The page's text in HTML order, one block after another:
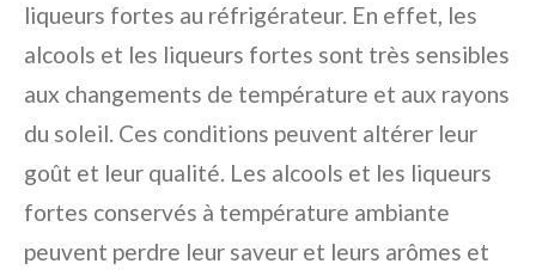
liqueurs fortes au réfrigérateur. En effet, les
alcools et les liqueurs fortes sont très sensibles
aux changements de température et aux rayons
du soleil. Ces conditions peuvent altérer leur
goût et leur qualité. Les alcools et les liqueurs
fortes conservés à température ambiante
peuvent perdre leur saveur et leurs arômes et